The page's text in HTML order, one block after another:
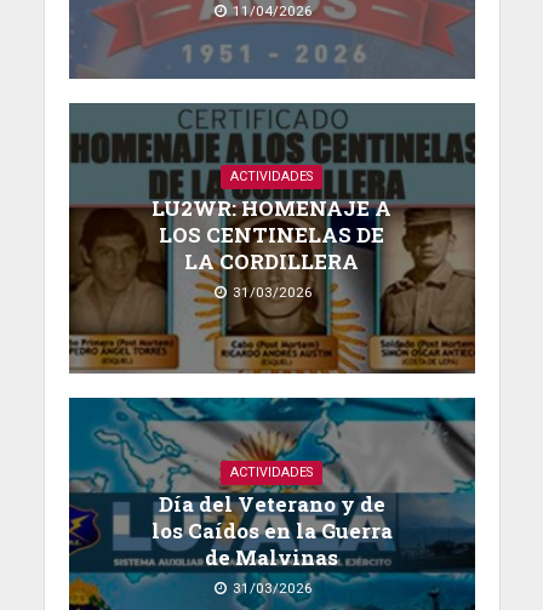
11/04/2026
ACTIVIDADES
LU2WR: HOMENAJE A
LOS CENTINELAS DE
LA CORDILLERA
31/03/2026
ACTIVIDADES
Día del Veterano y de
los Caídos en la Guerra
de Malvinas
31/03/2026